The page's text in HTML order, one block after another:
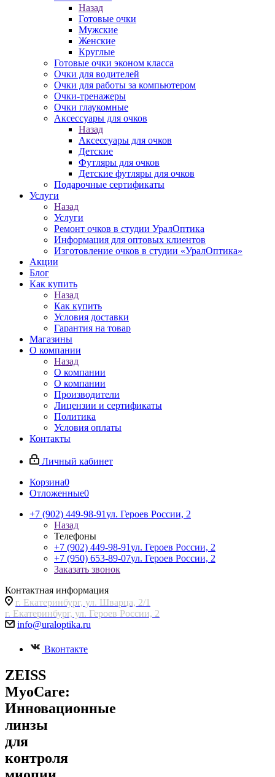
Назад
Готовые очки
Мужские
Женские
Круглые
Готовые очки эконом класса
Очки для водителей
Очки для работы за компьютером
Очки-тренажеры
Очки глаукомные
Аксессуары для очков
Назад
Аксессуары для очков
Детские
Футляры для очков
Детские футляры для очков
Подарочные сертификаты
Услуги
Назад
Услуги
Ремонт очков в студии УралОптика
Информация для оптовых клиентов
Изготовление очков в студии «УралОптика»
Акции
Блог
Как купить
Назад
Как купить
Условия доставки
Гарантия на товар
Магазины
О компании
Назад
О компании
О компании
Производители
Лицензии и сертификаты
Политика
Условия оплаты
Контакты
Личный кабинет
Корзина0
Отложенные0
+7 (902) 449-98-91ул. Героев России, 2
Назад
Телефоны
+7 (902) 449-98-91ул. Героев России, 2
+7 (950) 653-89-07ул. Героев России, 2
Заказать звонок
Контактная информация
г. Екатеринбург, ул. Шварца, 2/1
г. Екатеринбург, ул. Героев России, 2
info@uraloptika.ru
Вконтакте
ZEISS
MyoCare:
Инновационные
линзы
для
контроля